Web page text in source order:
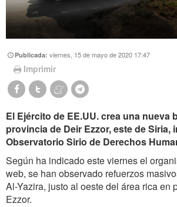
Publicada:viernes, 15 de mayo de 2020 17:47
Imprimir
El Ejército de EE.UU. crea una nueva
provincia de Deir Ezzor, este de Siria,
Observatorio Sirio de Derechos
Según ha indicado este viernes el
web, se han observado refuerzos
Al-Yazira, justo al oeste del área rica en
Ezzor.